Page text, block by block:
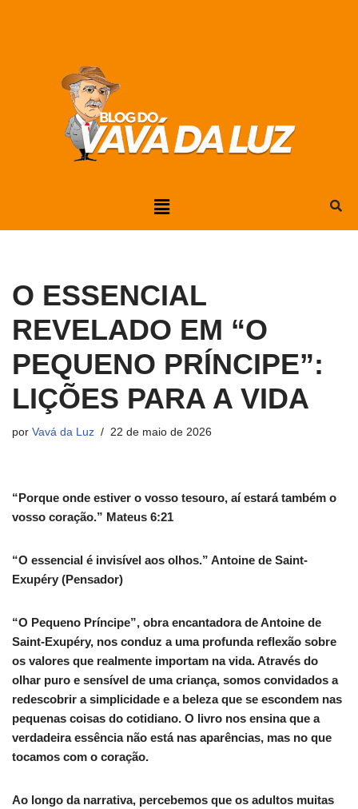
O ESSENCIAL
REVELADO EM “O
PEQUENO PRÍNCIPE”:
LIÇÕES PARA A VIDA
por Vavá da Luz 22 de maio de 2026
“Porque onde estiver o vosso tesouro, aí estará também o
vosso coração.” Mateus 6:21
“O essencial é invisível aos olhos.” Antoine de Saint-
Exupéry (Pensador)
“O Pequeno Príncipe”, obra encantadora de Antoine de
Saint-Exupéry, nos conduz a uma profunda reflexão sobre
os valores que realmente importam na vida. Através do
olhar puro e sensível de uma criança, somos convidados a
redescobrir a simplicidade e a beleza que se escondem nas
pequenas coisas do cotidiano. O livro nos ensina que a
verdadeira essência não está nas aparências, mas no que
tocamos com o coração.
Ao longo da narrativa, percebemos que os adultos muitas